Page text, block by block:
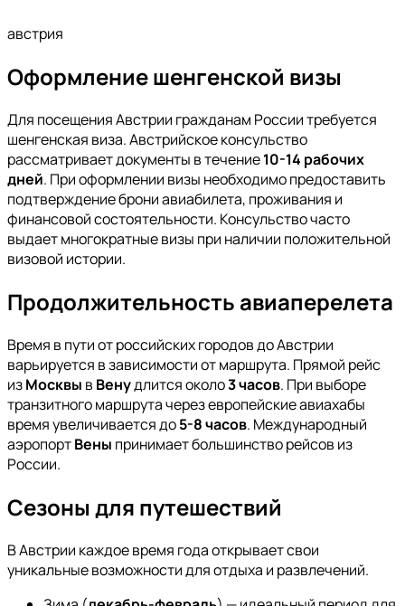
австрия
Оформление шенгенской визы
Для посещения Австрии гражданам России требуется
шенгенская виза. Австрийское консульство
рассматривает документы в течение10-14 рабочих
дней. При оформлении визы необходимо предоставить
подтверждение брони авиабилета, проживания и
финансовой состоятельности. Консульство часто
выдает многократные визы при наличии положительной
визовой истории.
Продолжительность авиаперелета
Время в пути от российских городов до Австрии
варьируется в зависимости от маршрута. Прямой рейс
изМосквы в Венудлится около3 часов. При выборе
транзитного маршрута через европейские авиахабы
время увеличивается до5-8 часов. Международный
аэропортВены принимает большинство рейсов из
России.
Сезоны для путешествий
В Австрии каждое время года открывает свои
уникальные возможности для отдыха и развлечений.